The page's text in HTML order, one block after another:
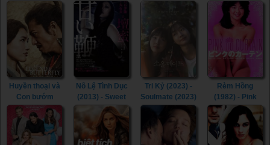
Picture of
Beauty (2017)
(2022) - Life Is
Beautiful (2022)
River (2023)
Huyền thoại và
Con bướm
(2023) - The
Legend &
Butterfly (2023)
Nô Lệ Tình Dục
(2013) - Sweet
Whip (2013)
Tri Kỷ (2023) -
Soulmate (2023)
Rèm Hồng
(1982) - Pink
Curtain (1982)